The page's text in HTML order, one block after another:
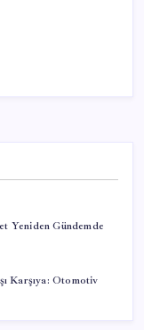
Yeniden Gündemde
Karşıya: Otomotiv